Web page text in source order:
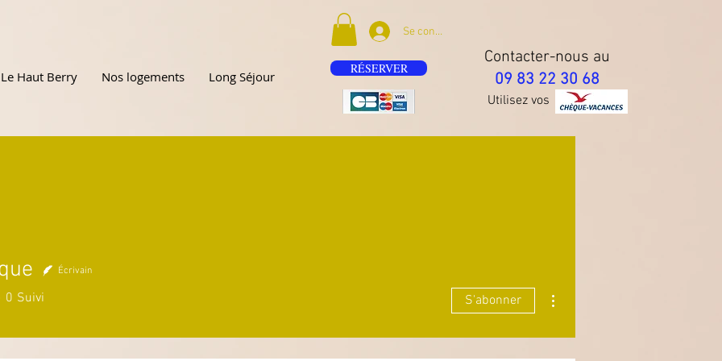
Le Haut Berry Nos logements Long Séjour
Se connecter
RÉSERVER
Contacter-nous au
09 83 22 30 68
Utilisez vos
Écrivain
0 Suivi S'abonner